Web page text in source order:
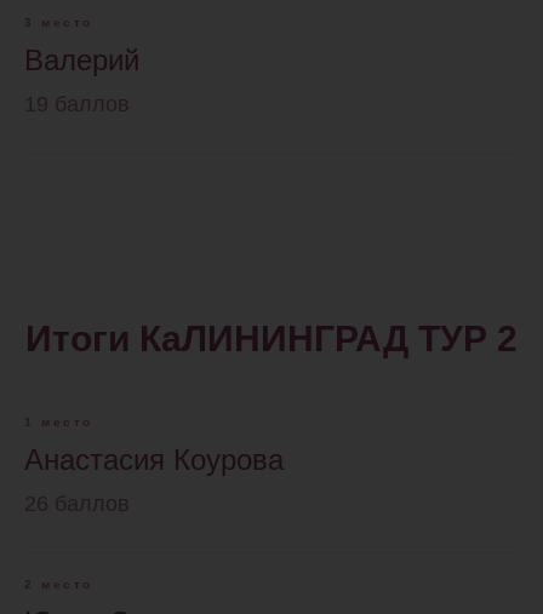
3 место
Валерий
19 баллов
Итоги КаЛИНИНГРАД ТУР 2
1 место
Анастасия Коурова
26 баллов
2 место